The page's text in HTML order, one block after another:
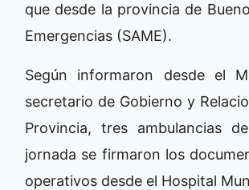
que desde la provincia de
Emergencias (SAME).
Según informaron desde el
secretario de Gobierno y
Provincia, tres ambulancias
jornada se firmaron los
operativos desde el Hospital